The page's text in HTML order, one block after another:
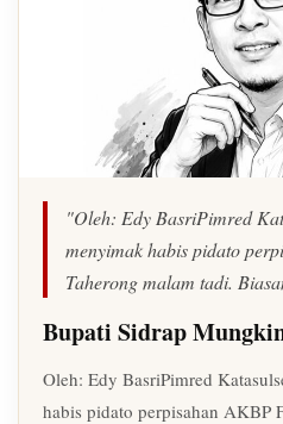
"Oleh: Edy BasriPimred
menyimak habis pidato
Taherong malam tadi.
Bupati Sidrap
Oleh: Edy BasriPimred
habis pidato perpisahan AKBP